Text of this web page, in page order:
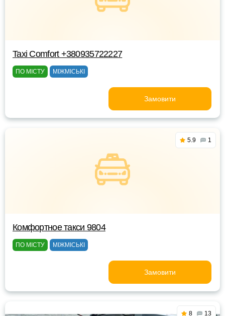
Taxi Comfort +380935722227
ПО МІСТУ МІЖМІСЬКІ
Замовити
5.9 1
Комфортное такси 9804
ПО МІСТУ МІЖМІСЬКІ
Замовити
8 13